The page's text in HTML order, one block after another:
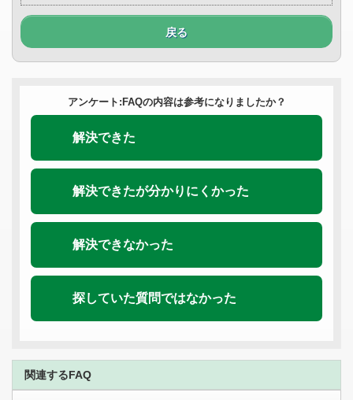
戻る
アンケート:FAQの内容は参考になりましたか？
解決できた
解決できたが分かりにくかった
解決できなかった
探していた質問ではなかった
関連するFAQ